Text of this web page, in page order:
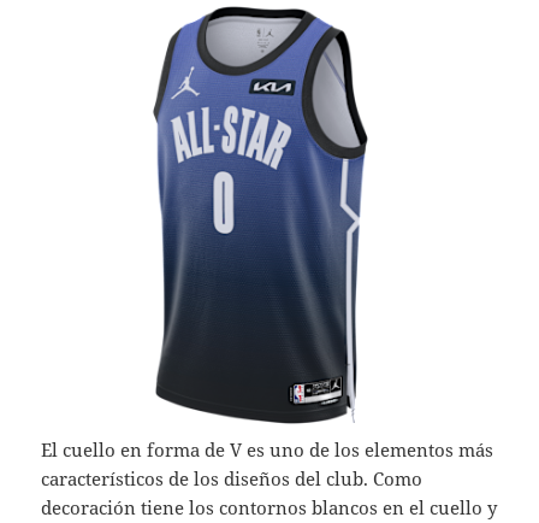
El cuello en forma de V es uno de los elementos más
característicos de los diseños del club. Como
decoración tiene los contornos blancos en el cuello y